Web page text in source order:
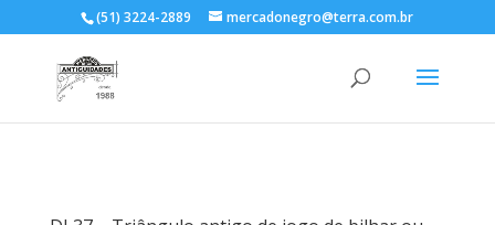
(51) 3224-2889 mercadonegro@terra.com.br